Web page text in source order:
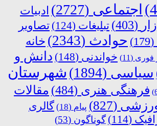
اجتماعی (2727)
ادبیات
(403) تبلیغات (124)
تصاویر
(179) حوادث (2343)
خانه
فوری (11) خواندنی (148)
دانش و
سیاسی (1894)
شهرستان
فرهنگی هنری (484)
مقالات
(827) پیام (18)
گالری
(114) گوناگون (53)